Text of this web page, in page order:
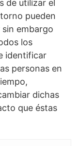
de utilizar el
pueden
embargo
los
identificar
personas en
dichas
que éstas